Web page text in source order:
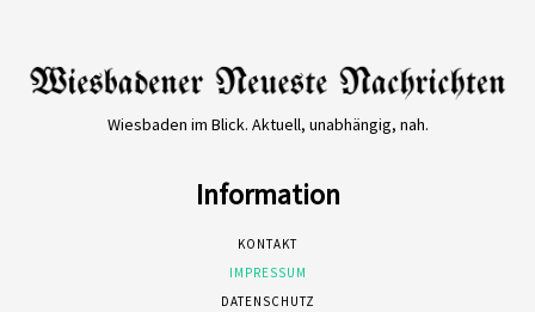
Wiesbaden im Blick. Aktuell, unabhängig, nah.
Information
KONTAKT
IMPRESSUM
DATENSCHUTZ